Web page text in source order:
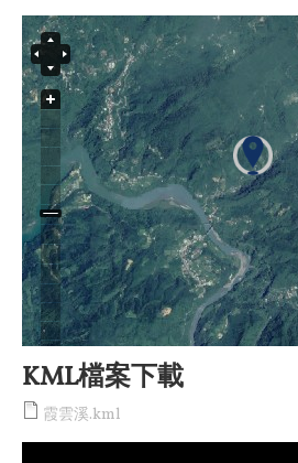
KML檔案下載
霞雲溪.kml